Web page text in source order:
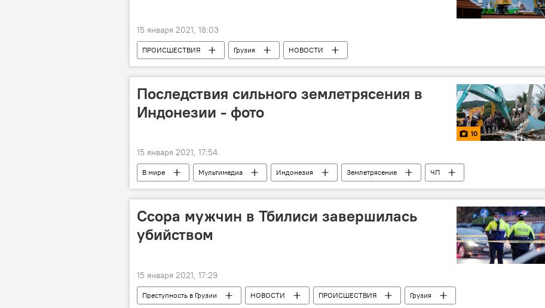
15 января 2021, 18:03
ПРОИСШЕСТВИЯ Грузия НОВОСТИ
Последствия сильного землетрясения в
Индонезии - фото
10
15 января 2021, 17:54
В мире Мультимедиа Индонезия Землетрясение
ЧП
новости в фотографиях
Фотоленты ПРОИСШЕСТВИЯ ОБЩЕСТВО
Ссора мужчин в Тбилиси завершилась
убийством
15 января 2021, 17:29
Преступность в Грузии НОВОСТИ ПРОИСШЕСТВИЯ Грузия